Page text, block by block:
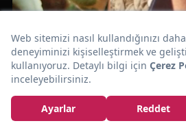
Hindistan
Kurabiye